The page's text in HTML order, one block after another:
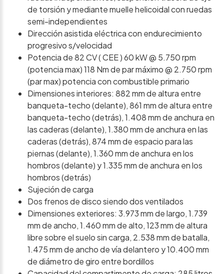
de torsión y mediante muelle helicoidal con ruedas
semi-independientes
Dirección asistida eléctrica con endurecimiento
progresivo s/velocidad
Potencia de 82 CV ( CEE ) 60 kW @ 5.750 rpm
(potencia max) 118 Nm de par máximo @ 2.750 rpm
(par max) potencia con combustible primario
Dimensiones interiores: 882 mm de altura entre
banqueta-techo (delante), 861 mm de altura entre
banqueta-techo (detrás), 1.408 mm de anchura en
las caderas (delante), 1.380 mm de anchura en las
caderas (detrás), 874 mm de espacio para las
piernas (delante), 1.360 mm de anchura en los
hombros (delante) y 1.335 mm de anchura en los
hombros (detrás)
Sujeción de carga
Dos frenos de disco siendo dos ventilados
Dimensiones exteriores: 3.973 mm de largo, 1.739
mm de ancho, 1.460 mm de alto, 123 mm de altura
libre sobre el suelo sin carga, 2.538 mm de batalla,
1.475 mm de ancho de vía delantero y 10.400 mm
de diámetro de giro entre bordillos